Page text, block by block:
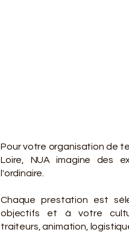
Pour votre organisation de
Loire, NUA imagine des
l'ordinaire.
Chaque prestation est
objectifs et à votre
traiteurs, animation,